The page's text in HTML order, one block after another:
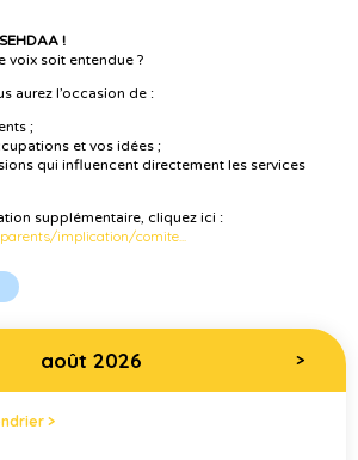
!
voix soit entendue ?
aurez l’occasion de :
;
et vos idées ;
qui influencent directement les services
supplémentaire, cliquez ici :
implication/comite...
août 2026 >
>